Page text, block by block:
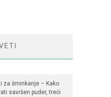
za šminkanje – Kako
savršen puder, treći